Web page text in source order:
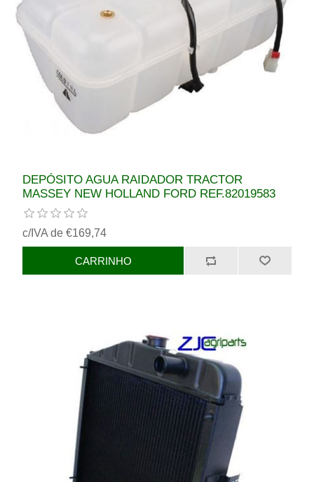
DEPÓSITO AGUA RAIDADOR TRACTOR
MASSEY NEW HOLLAND FORD REF.82019583
c/IVA de €169,74